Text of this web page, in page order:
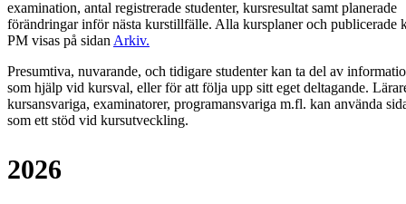
examination, antal registrerade studenter, kursresultat samt planerade
förändringar inför nästa kurstillfälle. Alla kursplaner och publicerade
PM visas på sidan Arkiv.
Presumtiva, nuvarande, och tidigare studenter kan ta del av
som hjälp vid kursval, eller för att följa upp sitt eget deltagande.
kursansvariga, examinatorer, programansvariga m.fl. kan använda
som ett stöd vid kursutveckling.
2026